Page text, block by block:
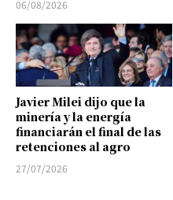
06/08/2026
Javier Milei dijo que la
minería y la energía
financiarán el final de las
retenciones al agro
27/07/2026